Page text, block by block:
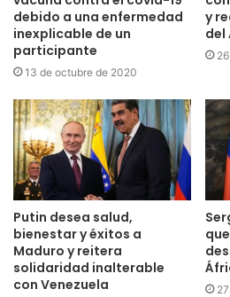
debido a una enfermedad
inexplicable de un
participante
13 de octubre de 2020
y
del
Putin desea salud,
bienestar y éxitos a
Maduro y reitera
solidaridad inalterable
con Venezuela